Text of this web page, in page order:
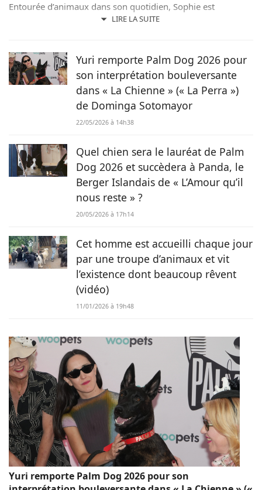
LIRE LA SUITE
Entourée d’animaux dans son quotidien, Sophie est
également passionnée de mots. Son amour pour les
précaire. Maya la croisée Labrador-Border Collie a été
retrouvée errante par la SPA et Hatchi, le chien Arbi, a été
sauvé de Tunisie. À ses yeux, ses 2 chiens, son chat et ses
lapins font partie intégrante de sa vie et de sa famille ! C’est
donc sans hésiter qu’elle a décidé de mettre sa plume au
service de Chien.fr.
Yuri remporte Palm Dog 2026 pour
son interprétation bouleversante
dans « La Chienne » (« La Perra »)
de Dominga Sotomayor
22/05/2026 à 14h38
Quel chien sera le lauréat de Palm
Dog 2026 et succèdera à Panda, le
Berger Islandais de « L’Amour qu’il
nous reste » ?
20/05/2026 à 17h14
Cet homme est accueilli chaque jour
par une troupe d’animaux et vit
l’existence dont beaucoup rêvent
(vidéo)
11/01/2026 à 19h48
Yuri remporte Palm Dog 2026 pour son